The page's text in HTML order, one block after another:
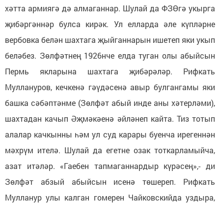
хәтта армиягә дә алмаганнар. Шулай да ФЗӨгә укырга
җибәргәннәр булса кирәк. Ул елларда әле күпләрне
вербовка белән шахтага җыйганнарын ишетеп яки укып
беләбез. Зөлфәтнең 1926нче елда туган олы абыйсын
Пермь якларына шахтага җибәрәләр. Рифкать
Муллануров, кечкенә гәүдәсенә авыр булгангамы яки
башка сәбәптәнме (Зөлфәт абый инде аны хәтерләми),
шахтадан качып Әҗмәкәенә әйләнеп кайта. Тиз тотып
алалар качкынны һәм ул суд карары буенча ирегеннән
мәхрүм ителә. Шулай да егетне озак тоткарламыйча,
азат итәләр. «Гаебен тапмаганнардыр күрәсең»,- ди
Зөлфәт абзый абыйсын исенә төшереп. Рифкать
Мулланур улы калган гомерен Чайковскийда уздыра,